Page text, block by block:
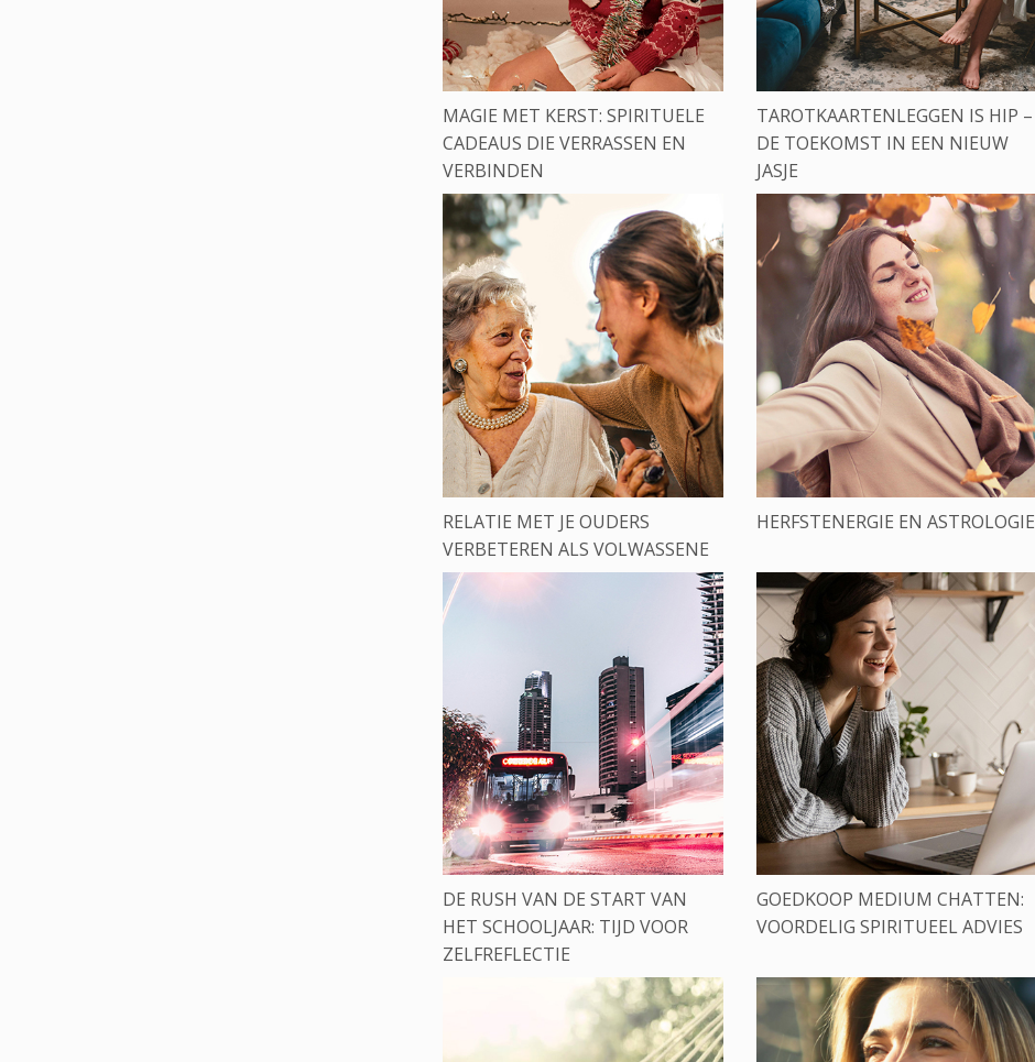
MAGIE MET KERST: SPIRITUELE
CADEAUS DIE VERRASSEN EN
VERBINDEN
TAROTKAARTENLEGGEN IS HIP –
DE TOEKOMST IN EEN NIEUW
JASJE
RELATIE MET JE OUDERS
VERBETEREN ALS VOLWASSENE
HERFSTENERGIE EN ASTROLOGIE
DE RUSH VAN DE START VAN
HET SCHOOLJAAR: TIJD VOOR
ZELFREFLECTIE
GOEDKOOP MEDIUM CHATTEN:
VOORDELIG SPIRITUEEL ADVIES